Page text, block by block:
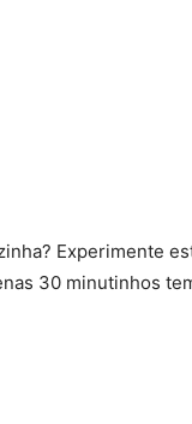
Experimente
30 minutinhos